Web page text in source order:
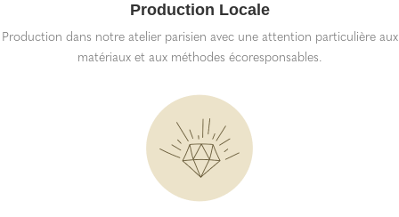
Production Locale
Production dans notre atelier parisien avec une attention particulière aux
matériaux et aux méthodes écoresponsables.